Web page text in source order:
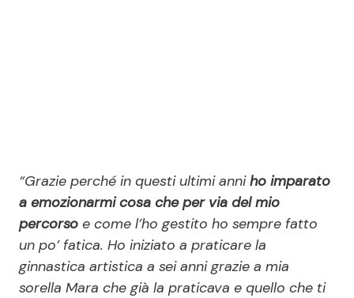
“Grazie perché in questi ultimi anniho imparato
a emozionarmi cosa che per via del mio
percorso e come l’ho gestito ho sempre fatto
un po’ fatica. Ho iniziato a praticare la
ginnastica artistica a sei anni grazie a mia
sorella Mara che già la praticava e quello che ti